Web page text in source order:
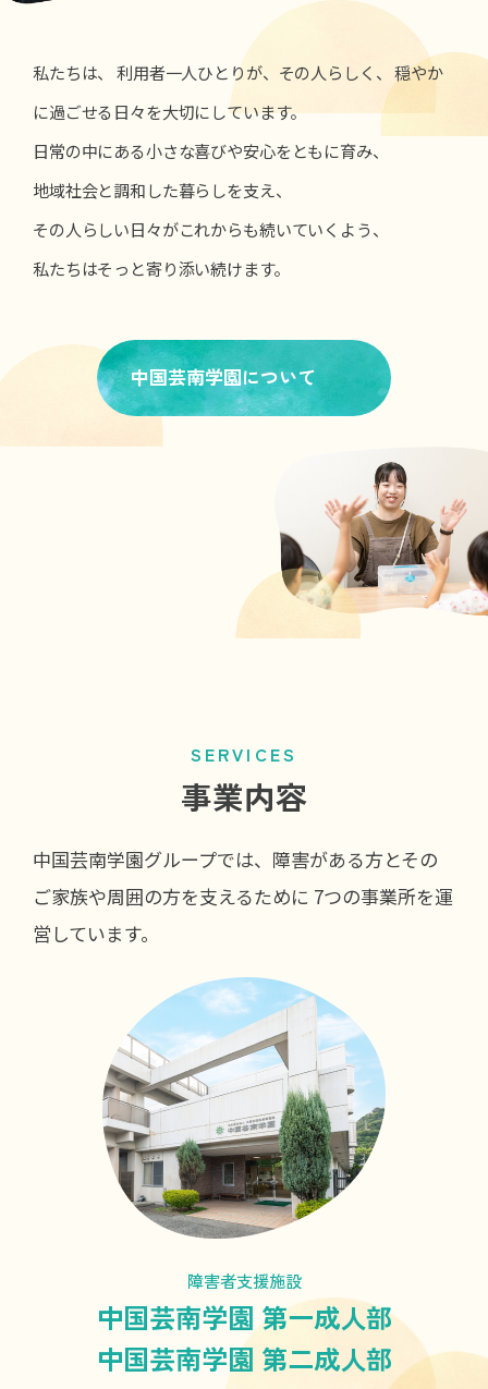
私たちは、 利用者一人ひとりが、その人らしく、 穏やか
に過ごせる日々を大切にしています。
日常の中にある小さな喜びや安心をともに育み、
地域社会と調和した暮らしを支え、
その人らしい日々がこれからも続いていくよう、
私たちはそっと寄り添い続けます。
中国芸南学園について
SERVICES
事業内容
中国芸南学園グループでは、障害がある方とその
ご家族や周囲の方を支えるために 7つの事業所を運
営しています。
障害者支援施設
中国芸南学園 第一成人部
中国芸南学園 第二成人部